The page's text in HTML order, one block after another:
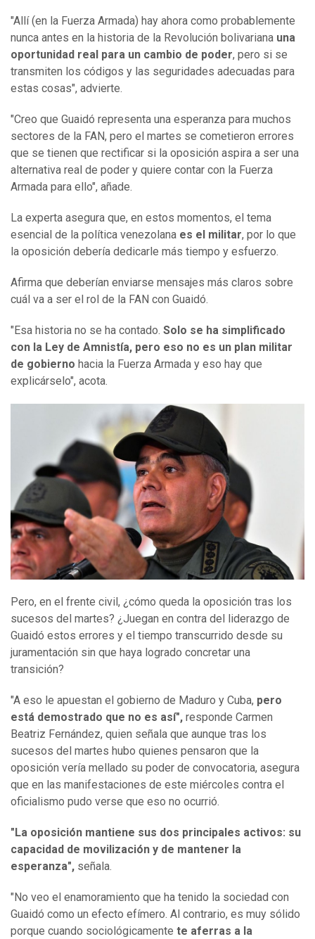
"Allí (en la Fuerza Armada) hay ahora como probablemente
nunca antes en la historia de la Revolución bolivariana una
oportunidad real para un cambio de poder, pero si se
transmiten los códigos y las seguridades adecuadas para
estas cosas", advierte.
"Creo que Guaidó representa una esperanza para muchos
sectores de la FAN, pero el martes se cometieron errores
que se tienen que rectificar si la oposición aspira a ser una
alternativa real de poder y quiere contar con la Fuerza
Armada para ello", añade.
La experta asegura que, en estos momentos, el tema
esencial de la política venezolana es el militar, por lo que
la oposición debería dedicarle más tiempo y esfuerzo.
Afirma que deberían enviarse mensajes más claros sobre
cuál va a ser el rol de la FAN con Guaidó.
"Esa historia no se ha contado. Solo se ha simplificado
con la Ley de Amnistía, pero eso no es un plan militar
de gobierno hacia la Fuerza Armada y eso hay que
explicárselo", acota.
Pero, en el frente civil, ¿cómo queda la oposición tras los
sucesos del martes? ¿Juegan en contra del liderazgo de
Guaidó estos errores y el tiempo transcurrido desde su
juramentación sin que haya logrado concretar una
transición?
"A eso le apuestan el gobierno de Maduro y Cuba, pero
está demostrado que no es así", responde Carmen
Beatriz Fernández, quien señala que aunque tras los
sucesos del martes hubo quienes pensaron que la
oposición vería mellado su poder de convocatoria, asegura
que en las manifestaciones de este miércoles contra el
oficialismo pudo verse que eso no ocurrió.
"La oposición mantiene sus dos principales activos: su
capacidad de movilización y de mantener la
esperanza", señala.
"No veo el enamoramiento que ha tenido la sociedad con
Guaidó como un efecto efímero. Al contrario, es muy sólido
porque cuando sociológicamente te aferras a la